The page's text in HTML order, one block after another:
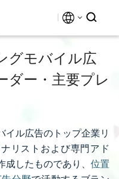
グモバイル広
ダー・主要プレ
イル広告のトップ企業リ
リストおよび専門アド
したものであり、 位置